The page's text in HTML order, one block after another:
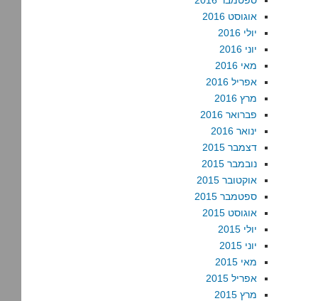
אוגוסט 2016
יולי 2016
יוני 2016
מאי 2016
אפריל 2016
מרץ 2016
פברואר 2016
ינואר 2016
דצמבר 2015
נובמבר 2015
אוקטובר 2015
ספטמבר 2015
אוגוסט 2015
יולי 2015
יוני 2015
מאי 2015
אפריל 2015
מרץ 2015